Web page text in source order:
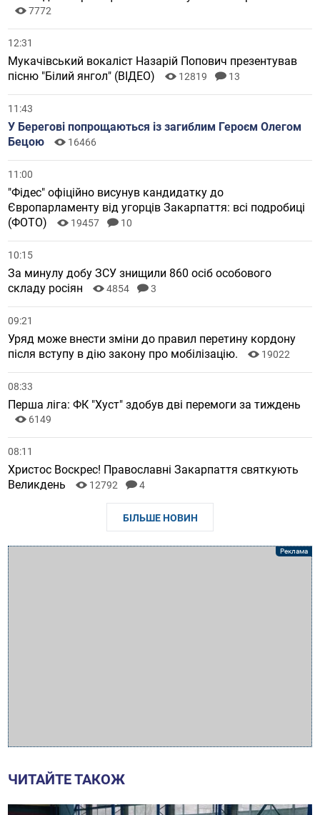
7772
12:31
Мукачівський вокаліст Назарій Попович презентував
пісню "Білий янгол" (ВІДЕО)
12819 13
11:43
У Берегові попрощаються із загиблим Героєм Олегом
Бецою
16466
11:00
"Фідес" офіційно висунув кандидатку до
Європарламенту від угорців Закарпаття: всі подробиці
(ФОТО)
19457 10
10:15
За минулу добу ЗСУ знищили 860 осіб особового
складу росіян
4854 3
09:21
Уряд може внести зміни до правил перетину кордону
після вступу в дію закону про мобілізацію.
19022
08:33
Перша ліга: ФК "Хуст" здобув дві перемоги за тиждень
6149
08:11
Христос Воскрес! Православні Закарпаття святкують
Великдень
12792 4
БІЛЬШЕ НОВИН
ЧИТАЙТЕ ТАКОЖ